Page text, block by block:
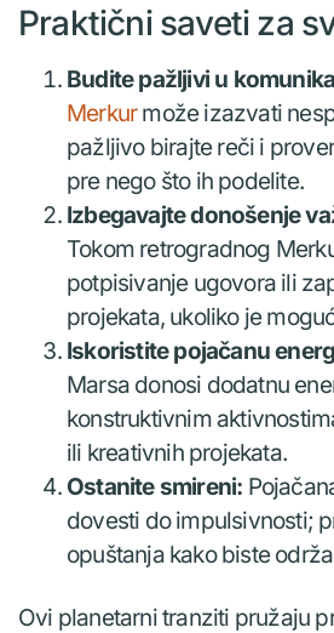
Praktični saveti za
Budite pažljivi u
Merkurmože izazvati
pažljivo birajte reči i
pre nego što ih podelite.
Izbegavajte donošenje
Tokom retrogradnog
potpisivanje ugovora ili
projekata, ukoliko je
Iskoristite pojačanu
Marsa donosi dodatnu
konstruktivnim
ili kreativnih projekata.
Ostanite smireni:
dovesti do impulsivnosti;
opuštanja kako biste
Ovi planetarni tranziti pružaju